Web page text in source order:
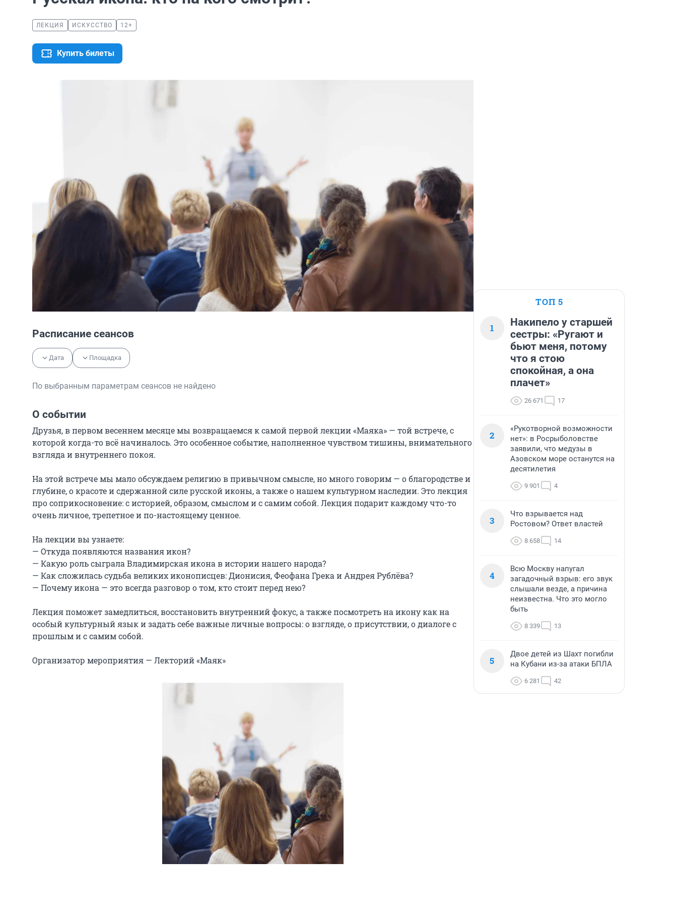
ЛЕКЦИЯ ИСКУССТВО 12+
Купить билеты
Расписание сеансов
Дата Площадка
По выбранным параметрам сеансов не найдено
О событии
Друзья, в первом весеннем месяце мы возвращаемся к самой первой лекции «Маяка» — той встрече, с
которой когда-то всё начиналось. Это особенное событие, наполненное чувством тишины, внимательного
взгляда и внутреннего покоя.
На этой встрече мы мало обсуждаем религию в привычном смысле, но много говорим — о благородстве и
глубине, о красоте и сдержанной силе русской иконы, а также о нашем культурном наследии. Это лекция
про соприкосновение: с историей, образом, смыслом и с самим собой. Лекция подарит каждому что-то
очень личное, трепетное и по-настоящему ценное.
На лекции вы узнаете:
— Откуда появляются названия икон?
— Какую роль сыграла Владимирская икона в истории нашего народа?
— Как сложилась судьба великих иконописцев: Дионисия, Феофана Грека и Андрея Рублёва?
— Почему икона — это всегда разговор о том, кто стоит перед нею?
Лекция поможет замедлиться, восстановить внутренний фокус, а также посмотреть на икону как на
особый культурный язык и задать себе важные личные вопросы: о взгляде, о присутствии, о диалоге с
прошлым и с самим собой.
Организатор мероприятия — Лекторий «Маяк»
ТОП 5
1
Накипело у старшей
сестры: «Ругают и
бьют меня, потому
что я стою
спокойная, а она
плачет»
26 671 17
2
«Рукотворной возможности
нет»: в Росрыболовстве
заявили, что медузы в
Азовском море останутся на
десятилетия
9 901 4
3
Что взрывается над
Ростовом? Ответ властей
8 658 14
4
Всю Москву напугал
загадочный взрыв: его звук
слышали везде, а причина
неизвестна. Что это могло
быть
8 339 13
5
Двое детей из Шахт погибли
на Кубани из-за атаки БПЛА
6 281 42